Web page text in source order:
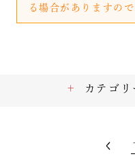
る場合がありますの
カテゴ